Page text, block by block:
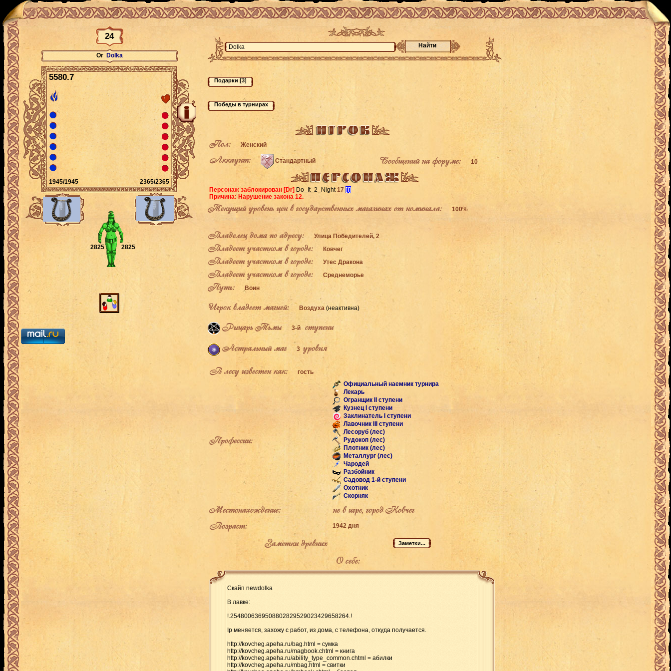
24
Or Dolka
5580.7
1945/1945 2365/2365
2825 2825
Найти
Пол: Женский
Аккаунт: Стандартный Сообщений на форуме: 10
Персонаж заблокирован [Dr] Do_It_2_Night17 [i]
Причина: Нарушение закона 12.
Текущий уровень цен в государственных магазинах от номинала: 100%
Владелец дома по адресу: Улица Победителей, 2
Владеет участком в городе: Ковчег
Владеет участком в городе: Утес Дракона
Владеет участком в городе: Среднеморье
Путь: Воин
Игрок владеет магией: Воздуха (неактивна)
Рыцарь Тьмы 3-й
ступени
Астральный маг
3 уровня
В лесу известен как:
гость
Профессии:
Официальный наемник турнира
Лекарь
Огранщик II ступени
Кузнец I ступени
Заклинатель I ступени
Лавочник III ступени
Лесоруб (лес)
Рудокоп (лес)
Плотник (лес)
Металлург (лес)
Чародей
Разбойник
Садовод 1-й ступени
Охотник
Скорняк
Местонахождение:
не в игре, город Ковчег
Возраст:
1942 дня
Заметки древних
О себе:
Скайп newdolka
В лавке:
!.2548006369508802829529023429658264.!
Ip меняется, захожу с работ, из дома, с телефона, откуда получается.
http://kovcheg.apeha.ru/bag.html = сумка
http://kovcheg.apeha.ru/magbook.chtml = книга
http://kovcheg.apeha.ru/ability_type_common.chtml = абилки
http://kovcheg.apeha.ru/mbag.html = свитки